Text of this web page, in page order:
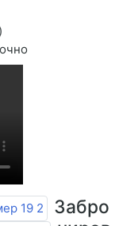
Забро